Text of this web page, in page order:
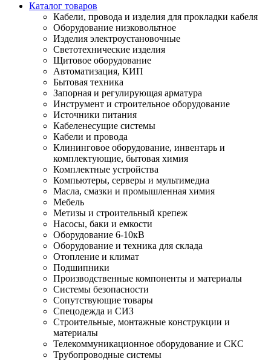
Каталог товаров
Кабели, провода и изделия для прокладки кабеля
Оборудование низковольтное
Изделия электроустановочные
Светотехнические изделия
Щитовое оборудование
Автоматизация, КИП
Бытовая техника
Запорная и регулирующая арматура
Инструмент и строительное оборудование
Источники питания
Кабеленесущие системы
Кабели и провода
Клининговое оборудование, инвентарь и
комплектующие, бытовая химия
Комплектные устройства
Компьютеры, серверы и мультимедиа
Масла, смазки и промышленная химия
Мебель
Метизы и строительный крепеж
Насосы, баки и емкости
Оборудование 6-10кВ
Оборудование и техника для склада
Отопление и климат
Подшипники
Производственные компоненты и материалы
Системы безопасности
Сопутствующие товары
Спецодежда и СИЗ
Строительные, монтажные конструкции и
материалы
Телекоммуникационное оборудование и СКС
Трубопроводные системы